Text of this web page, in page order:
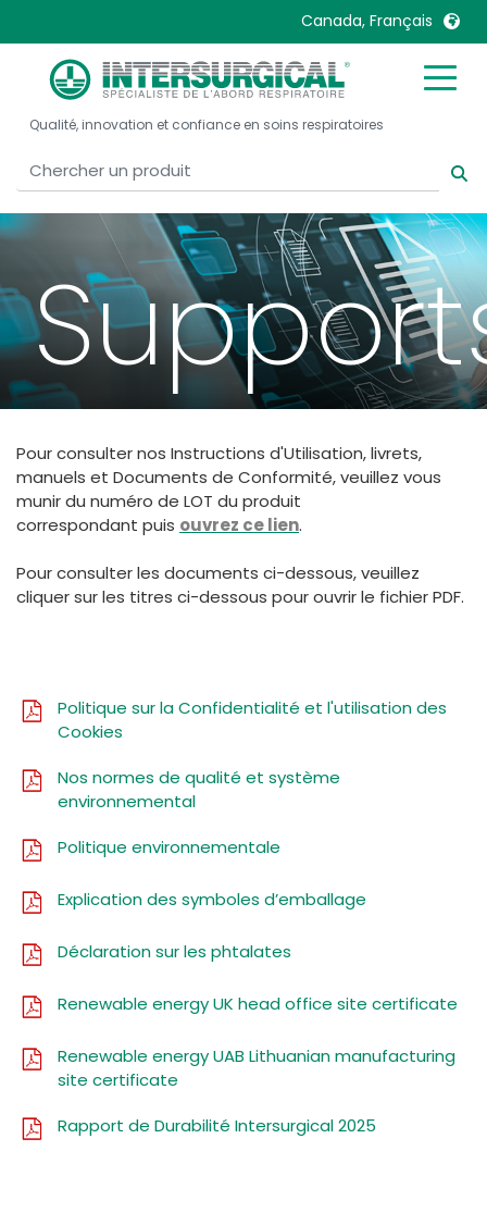
Canada, Français
United Kingdom
United States
Australia
Belgique, Français
Canada, English
Canada, Français
China
Colombia
Deutschland
España
France
Italia
Malaysia
Mexico
Nederlands
Norway
Portugal
Sweden
International English
Qualité, innovation et confiance en soins respiratoires
Pour consulter nos Instructions d'Utilisation, livrets,
manuels et Documents de Conformité, veuillez vous
munir du numéro de LOT du produit
correspondant puis ouvrez ce lien.
Pour consulter les documents ci-dessous, veuillez
cliquer sur les titres ci-dessous pour ouvrir le fichier PDF.
Politique sur la Confidentialité et l'utilisation des
Cookies
Nos normes de qualité et système
environnemental
Politique environnementale
Explication des symboles d’emballage
Déclaration sur les phtalates
Renewable energy UK head office site certificate
Renewable energy UAB Lithuanian manufacturing
site certificate
Rapport de Durabilité Intersurgical 2025